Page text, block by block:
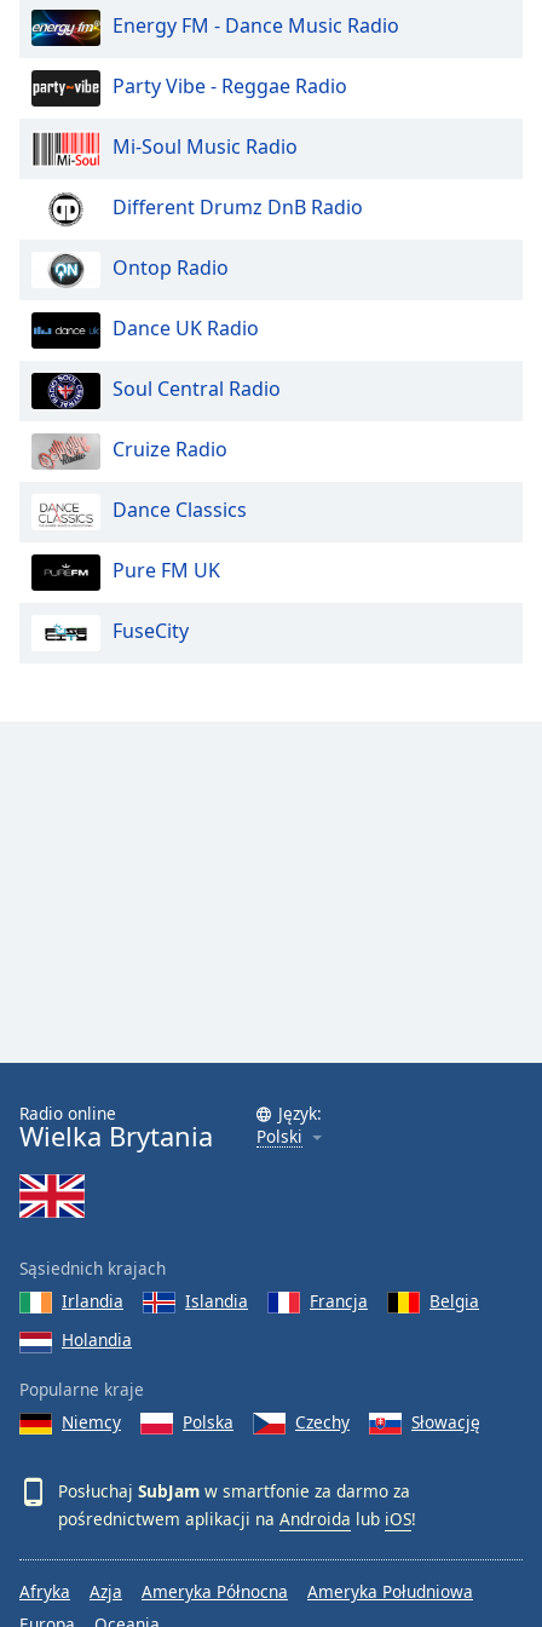
window.
Escape
cancel
window.
Text
Color
Background
Font
Family
Close
Modal
Dialog
End
dialog
window.
Energy FM - Dance Music Radio
Party Vibe - Reggae Radio
Mi-Soul Music Radio
Different Drumz DnB Radio
Ontop Radio
Dance UK Radio
Soul Central Radio
Cruize Radio
Dance Classics
Pure FM UK
FuseCity
Radio online
Wielka Brytania
Język:
Polski
Sąsiednich krajach
Irlandia
Islandia Francja
Belgia
Holandia
Popularne kraje
Niemcy
Polska Czechy Słowację
Posłuchaj SubJam w smartfonie za darmo za
pośrednictwem aplikacji na Androida lub iOS!
Afryka Azja Ameryka Północna
Ameryka Południowa